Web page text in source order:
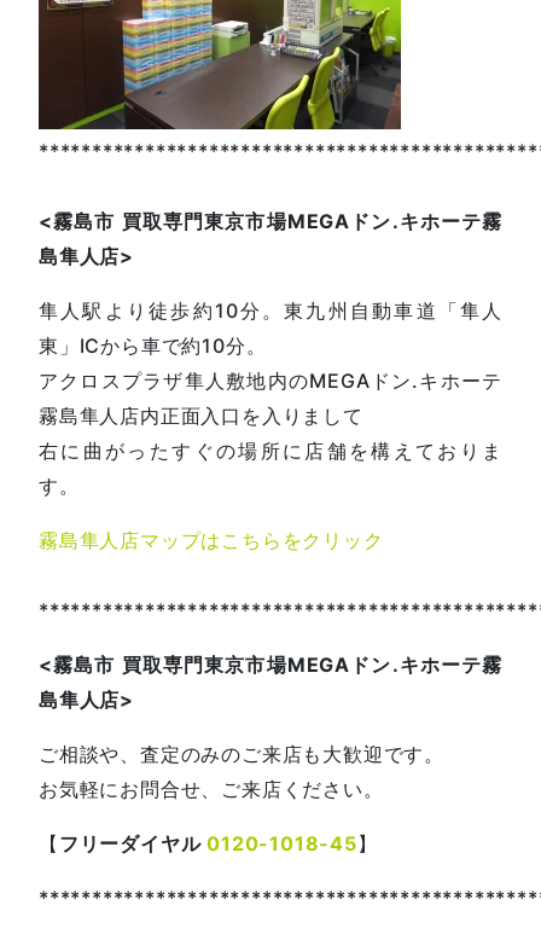
<霧島市 買取専門東京市場MEGA ドン.キホーテ霧
島隼人店>
隼人駅より徒歩約10分。東九州自動車道「隼人
東」ICから車で約10分。
アクロスプラザ隼人敷地内のMEGAドン.キホーテ
霧島隼人店内正面入口を入りまして
右に曲がったすぐの場所に店舗を構えておりま
す。
霧島隼人店マップはこちらをクリック
<霧島市 買取専門東京市場MEGA ドン.キホーテ霧
島隼人店>
ご相談や、査定のみのご来店も大歓迎です。
お気軽にお問合せ、ご来店ください。
【 フリーダイヤル0120-1018-45】